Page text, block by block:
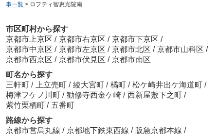
事一覧 > ロフティ智恵光院南
市区町村から探す
京都市上京区 / 京都市右京区 / 京都市下京区 /
京都市中京区 / 京都市左京区 / 京都市北区 / 京都市山科区 /
京都市西京区 / 京都市伏見区 / 京都市南区
町名から探す
三軒町 / 上立売町 / 綾大宮町 / 橘町 / 松ケ崎井出ケ海道町 /
梅津フケノ川町 / 勧修寺西金ケ崎 / 西新屋敷下之町 /
紫竹栗栖町 / 五番町
路線から探す
京都市営烏丸線 / 京都地下鉄東西線 / 阪急京都本線 /